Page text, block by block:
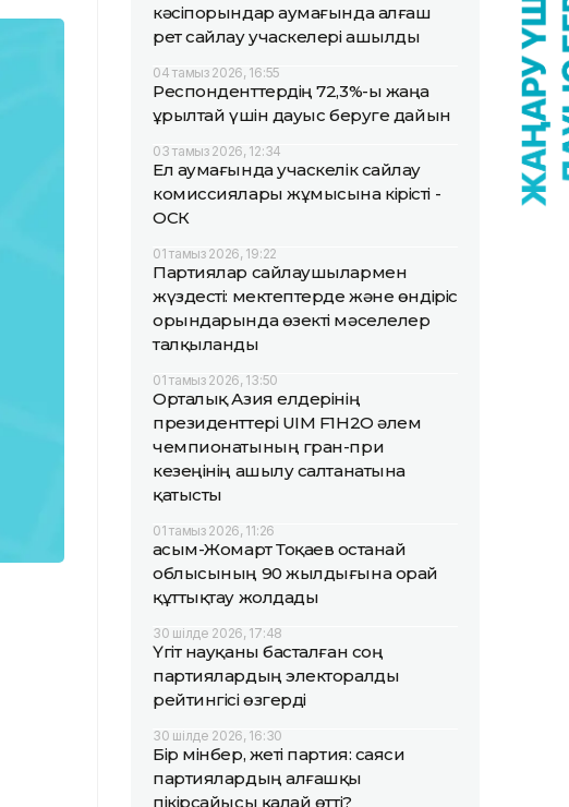
кәсіпорындар аумағында алғаш
рет сайлау учаскелері ашылды
04 тамыз 2026, 16:55
Респонденттердің 72,3%-ы жаңа
Құрылтай үшін дауыс беруге дайын
03 тамыз 2026, 12:34
Ел аумағында учаскелік сайлау
комиссиялары жұмысына кірісті -
ОСК
01 тамыз 2026, 19:22
Партиялар сайлаушылармен
жүздесті: мектептерде және өндіріс
орындарында өзекті мәселелер
талқыланды
01 тамыз 2026, 13:50
Орталық Азия елдерінің
президенттері UIM F1H2O әлем
чемпионатының гран-при
кезеңінің ашылу салтанатына
қатысты
01 тамыз 2026, 11:26
Қасым-Жомарт Тоқаев Қостанай
облысының 90 жылдығына орай
құттықтау жолдады
30 шілде 2026, 17:48
Үгіт науқаны басталған соң
партиялардың электоралды
рейтингісі өзгерді
30 шілде 2026, 16:30
Бір мінбер, жеті партия: саяси
партиялардың алғашқы
пікірсайысы қалай өтті?